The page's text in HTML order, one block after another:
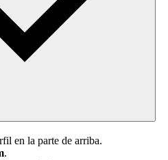
en la parte de arriba.
.